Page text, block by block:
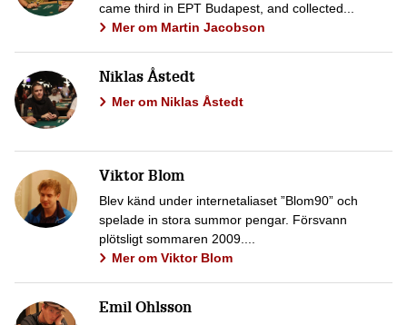
came third in EPT Budapest, and collected...
Mer om Martin Jacobson
Niklas Åstedt
Mer om Niklas Åstedt
Viktor Blom
Blev känd under internetaliaset ”Blom90” och
spelade in stora summor pengar. Försvann
plötsligt sommaren 2009....
Mer om Viktor Blom
Emil Ohlsson